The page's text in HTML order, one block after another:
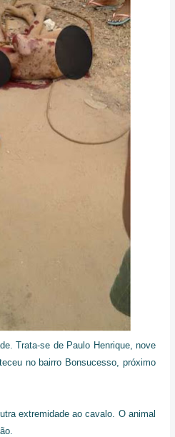
Trata-se de Paulo Henrique, nove
no bairro Bonsucesso, próximo
extremidade ao cavalo. O animal